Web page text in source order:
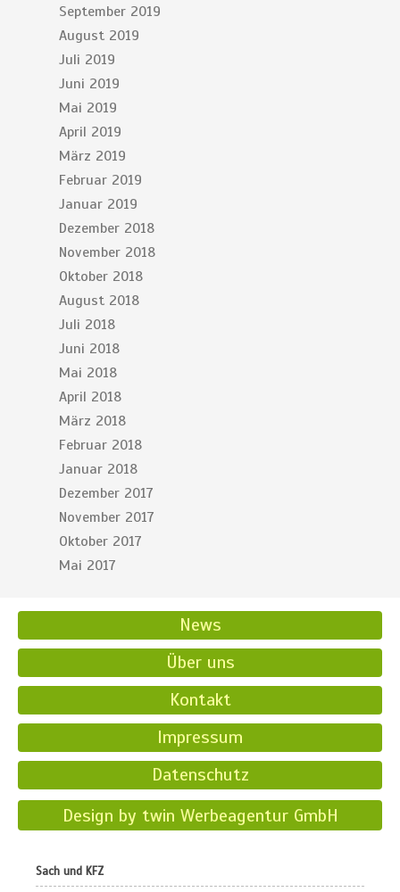
September 2019
August 2019
Juli 2019
Juni 2019
Mai 2019
April 2019
März 2019
Februar 2019
Januar 2019
Dezember 2018
November 2018
Oktober 2018
August 2018
Juli 2018
Juni 2018
Mai 2018
April 2018
März 2018
Februar 2018
Januar 2018
Dezember 2017
November 2017
Oktober 2017
Mai 2017
News
Über uns
Kontakt
Impressum
Datenschutz
Design by twin Werbeagentur GmbH
Sach und KFZ